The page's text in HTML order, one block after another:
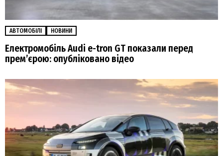
АВТОМОБІЛІ НОВИНИ
Електромобіль Audi e-tron GT показали перед
прем’єрою: опубліковано відео